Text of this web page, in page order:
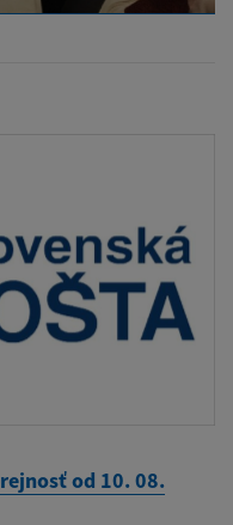
od 10. 08.